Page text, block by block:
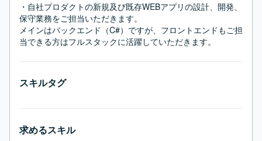
・自社プロダクトの新規及び既存WEBアプリの設計、開発、
保守業務をご担当いただきます。
メインはバックエンド（C#）ですが、フロントエンドもご担
当できる方はフルスタックに活躍していただきます。
スキルタグ
求めるスキル